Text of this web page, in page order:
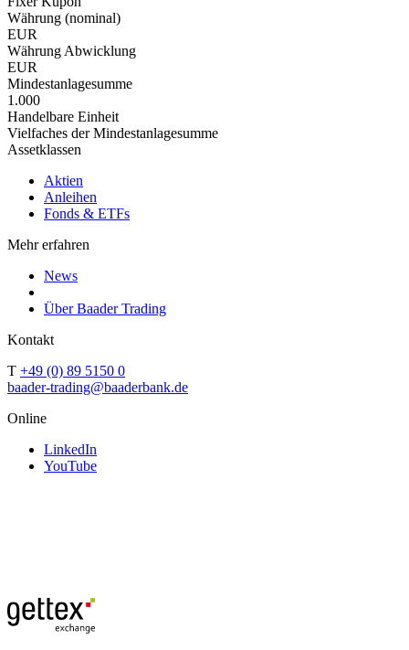
Währung (nominal)
EUR
Währung Abwicklung
EUR
Mindestanlagesumme
1.000
Handelbare Einheit
Vielfaches der Mindestanlagesumme
Assetklassen
Aktien
Anleihen
Fonds & ETFs
Mehr erfahren
News
Über Baader Trading
Kontakt
T +49 (0) 89 5150 0
baader-trading@baaderbank.de
Online
LinkedIn
YouTube